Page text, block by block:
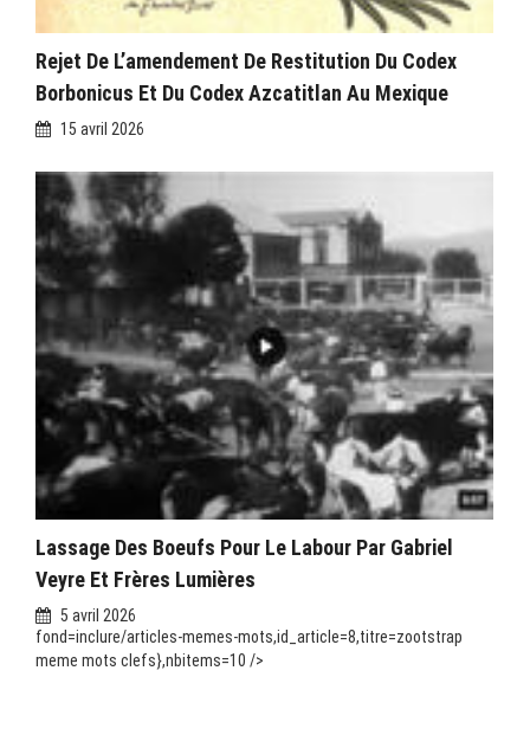
Rejet De L’amendement De Restitution Du Codex
Borbonicus Et Du Codex Azcatitlan Au Mexique
15 avril 2026
Lassage Des Boeufs Pour Le Labour Par Gabriel
Veyre Et Frères Lumières
5 avril 2026
fond=inclure/articles-memes-mots,id_article=8,titre=zootstrap
meme mots clefs},nbitems=10 />